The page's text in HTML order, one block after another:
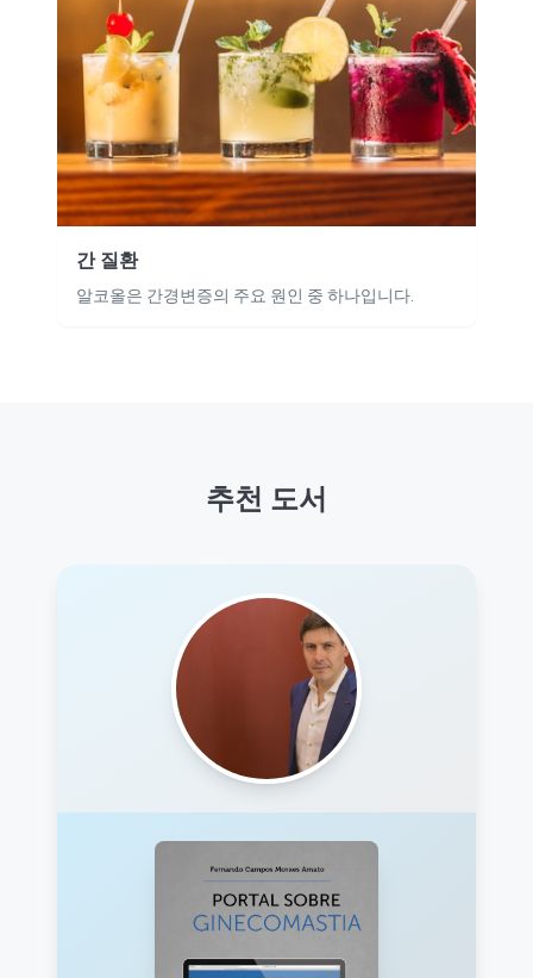
간 질환
알코올은 간경변증의 주요 원인 중 하나입니다.
추천 도서